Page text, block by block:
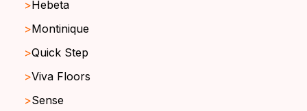
Hebeta
Montinique
Quick Step
Viva Floors
Sense